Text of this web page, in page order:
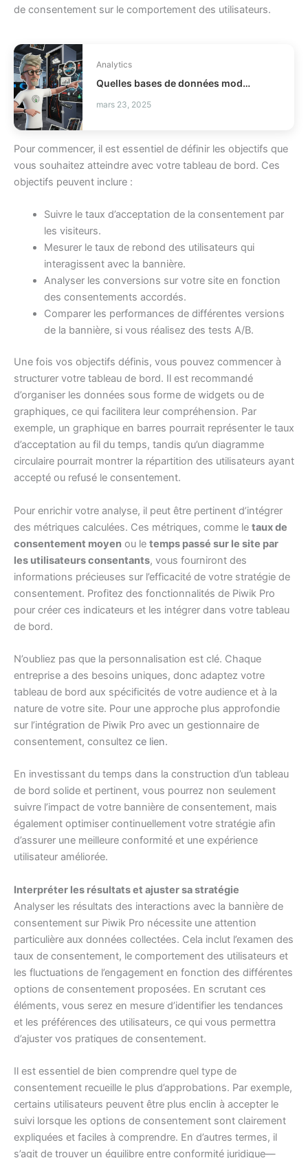
de consentement sur le comportement des utilisateurs.
Analytics
Quelles bases de données modernes choisir pour votre stack ?
mars 23, 2025
Pour commencer, il est essentiel de définir les objectifs que
vous souhaitez atteindre avec votre tableau de bord. Ces
objectifs peuvent inclure :
Suivre le taux d’acceptation de la consentement par
les visiteurs.
Mesurer le taux de rebond des utilisateurs qui
interagissent avec la bannière.
Analyser les conversions sur votre site en fonction
des consentements accordés.
Comparer les performances de différentes versions
de la bannière, si vous réalisez des tests A/B.
Une fois vos objectifs définis, vous pouvez commencer à
structurer votre tableau de bord. Il est recommandé
d’organiser les données sous forme de widgets ou de
graphiques, ce qui facilitera leur compréhension. Par
exemple, un graphique en barres pourrait représenter le taux
d’acceptation au fil du temps, tandis qu’un diagramme
circulaire pourrait montrer la répartition des utilisateurs ayant
accepté ou refusé le consentement.
Pour enrichir votre analyse, il peut être pertinent d’intégrer
des métriques calculées. Ces métriques, comme le taux de
consentement moyen ou le temps passé sur le site par
les utilisateurs consentants, vous fourniront des
informations précieuses sur l’efficacité de votre stratégie de
consentement. Profitez des fonctionnalités de Piwik Pro
pour créer ces indicateurs et les intégrer dans votre tableau
de bord.
N’oubliez pas que la personnalisation est clé. Chaque
entreprise a des besoins uniques, donc adaptez votre
tableau de bord aux spécificités de votre audience et à la
nature de votre site. Pour une approche plus approfondie
sur l’intégration de Piwik Pro avec un gestionnaire de
consentement, consultez ce lien.
En investissant du temps dans la construction d’un tableau
de bord solide et pertinent, vous pourrez non seulement
suivre l’impact de votre bannière de consentement, mais
également optimiser continuellement votre stratégie afin
d’assurer une meilleure conformité et une expérience
utilisateur améliorée.
Interpréter les résultats et ajuster sa stratégie
Analyser les résultats des interactions avec la bannière de
consentement sur Piwik Pro nécessite une attention
particulière aux données collectées. Cela inclut l’examen des
taux de consentement, le comportement des utilisateurs et
les fluctuations de l’engagement en fonction des différentes
options de consentement proposées. En scrutant ces
éléments, vous serez en mesure d’identifier les tendances
et les préférences des utilisateurs, ce qui vous permettra
d’ajuster vos pratiques de consentement.
Il est essentiel de bien comprendre quel type de
consentement recueille le plus d’approbations. Par exemple,
certains utilisateurs peuvent être plus enclin à accepter le
suivi lorsque les options de consentement sont clairement
expliquées et faciles à comprendre. En d’autres termes, il
s’agit de trouver un équilibre entre conformité juridique—